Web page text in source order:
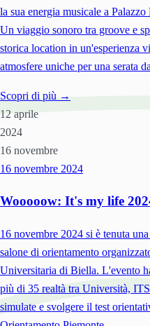
la sua energia musicale a
Un viaggio sonoro tra groove e
storica location in un'esperienza
atmosfere uniche per una serata
Scopri di più →
12 aprile
2024
16 novembre
16 novembre 2024
Wooooow: It's my life
16 novembre 2024 si è tenuta
salone di orientamento
Universitaria di Biella. L'evento
più di 35 realtà tra Università,
simulate e svolgere il test